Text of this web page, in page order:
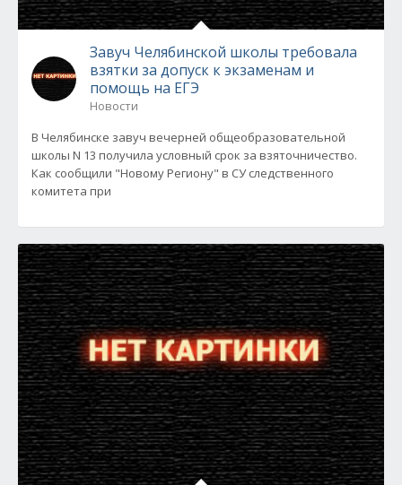
Завуч Челябинской школы требовала
взятки за допуск к экзаменам и
помощь на ЕГЭ
Новости
В Челябинске завуч вечерней общеобразовательной
школы N 13 получила условный срок за взяточничество.
Как сообщили "Новому Региону" в СУ следственного
комитета при